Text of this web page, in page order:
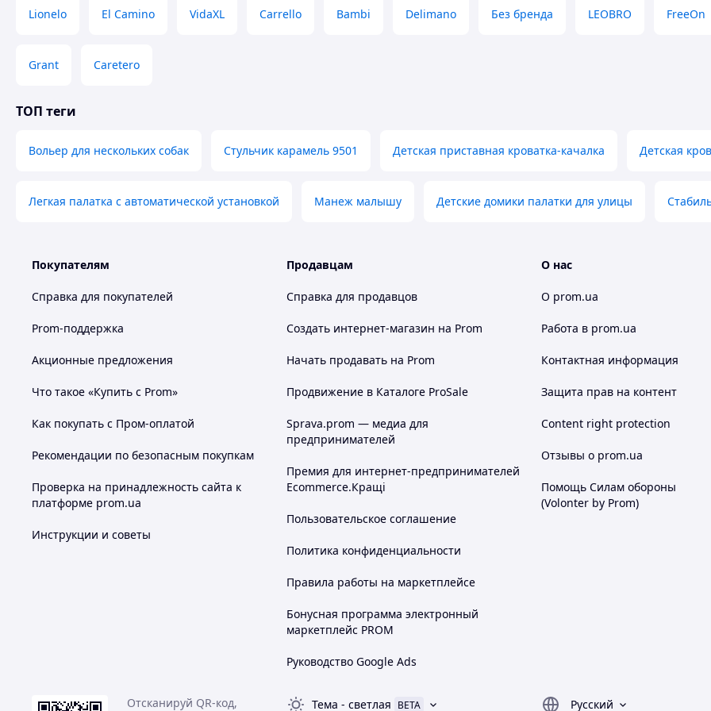
полипропилен, вспененный
Устойчивость:8 присосок
Пол: универсальный
Комплектация:
Игровой манежNX-21
Игровой манеж NX-21— это надёжное и просторное место для безопасных игр, первых шагов и спокойного
отдыха вашего малыша дома и на свежем воздухе.
Похожие товары по характеристикам
Lionelo El Camino VidaXL Carrello Bambi Delimano Без бренда LEOBRO FreeOn
Grant Caretero
ТОП теги
Вольер для нескольких собак Стульчик карамель 9501 Детская приставная кроватка-качалка Детская
Легкая палатка с автоматической установкой Манеж малышу Детские домики палатки для улицы
Покупателям
Справка для покупателей
Prom-поддержка
Акционные предложения
Что такое «Купить с Prom»
Как покупать с Пром-оплатой
Рекомендации по безопасным покупкам
Проверка на принадлежность сайта к
платформе prom.ua
Инструкции и советы
Продавцам
Справка для продавцов
Создать интернет-магазин на Prom
Начать продавать на Prom
Продвижение в Каталоге ProSale
Sprava.prom — медиа для
предпринимателей
Премия для интернет-предпринимателей
Ecommerce.Кращі
Пользовательское соглашение
Политика конфиденциальности
Правила работы на маркетплейсе
Бонусная программа электронный
маркетплейс PROM
Руководство Google Ads
О нас
О prom.ua
Работа в prom.ua
Контактная информация
Защита прав на контент
Content right protection
Отзывы о prom.ua
Помощь Силам обороны
(Volonter by Prom)
Отсканируй QR-код, Тема - светлая BETA Русский